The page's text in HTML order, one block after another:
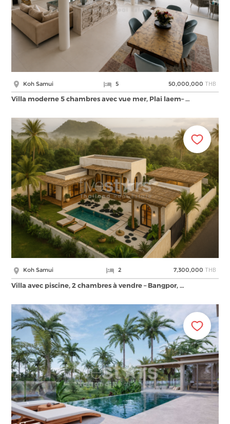
Koh Samui 5 50,000,000 THB
Villa moderne 5 chambres avec vue mer, Plai laem– …
Koh Samui 2 7,300,000 THB
Villa avec piscine, 2 chambres à vendre – Bangpor, …